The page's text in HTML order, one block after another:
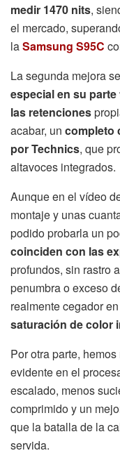
medir 1470 nits,
el mercado,
laSamsung S95C
La segunda mejora
especial en su
las retenciones
acabar, un completo
por Technics, que
altavoces integrados.
Aunque en el vídeo
montaje y unas
podido probarla un
coinciden con las
profundos, sin rastro
penumbra o exceso
realmente cegador en
saturación de color
Por otra parte,
evidente en el
escalado, menos
comprimido y un
que la batalla de la
servida.